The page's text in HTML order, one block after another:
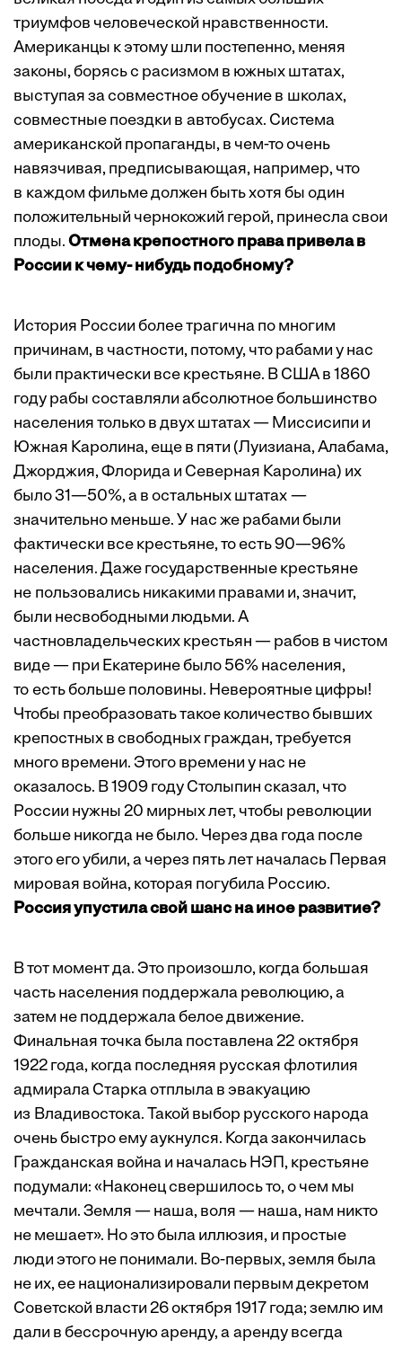
триумфов человеческой нравственности.
Американцы к этому шли постепенно, меняя
законы, борясь с расизмом в южных штатах,
выступая за совместное обучение в школах,
совместные поездки в автобусах. Система
американской пропаганды, в чем-то очень
навязчивая, предписывающая, например, что
в каждом фильме должен быть хотя бы один
положительный чернокожий герой, принесла свои
плоды. Отмена крепостного права привела в
России к чему- нибудь подобному?
История России более трагична по многим
причинам, в частности, потому, что рабами у нас
были практически все крестьяне. В США в 1860
году рабы составляли ­абсолютное большинство
населения только в двух штатах — Миссисипи и
Южная Каролина, еще в пяти (Луизиана, Алабама,
Джорджия, Флорида и Северная Каролина) их
было 31—50%, а в остальных штатах —
значительно меньше. У нас же рабами были
фактически все крестьяне, то есть 90—96%
населения. Даже государственные крестьяне
не пользовались никакими правами и, значит,
были несвободными людьми. А
частновладельческих крестьян — рабов в чистом
виде — при Екатерине было 56% населения,
то есть больше половины. Невероятные цифры!
Чтобы преобразовать такое количество бывших
крепостных в свободных граждан, требуется
много времени. Этого времени у нас не
оказалось. В 1909 году Столыпин сказал, что
России нужны 20 мирных лет, чтобы революции
больше никогда не было. Через два года после
этого его убили, а через пять лет началась Первая
мировая война, которая погубила Россию.
Россия упустила свой шанс на иное развитие?
В тот момент да. Это произошло, когда большая
часть населения поддержала революцию, а
затем не поддержала белое движение.
Финальная точка была поставлена 22 октября
1922 года, когда последняя русская флотилия
адмирала Старка отплыла в эвакуацию
из Владивостока. Такой выбор русского народа
очень быстро ему аукнулся. Когда закончилась
Гражданская война и началась НЭП, крестьяне
подумали: «Наконец свершилось то, о чем мы
мечтали. Земля — наша, воля — наша, нам никто
не мешает». Но это была иллюзия, и простые
люди этого не понимали. Во-первых, земля была
не их, ее национализировали первым декретом
Советской власти 26 октября 1917 года; землю им
дали в бессрочную аренду, а аренду всегда